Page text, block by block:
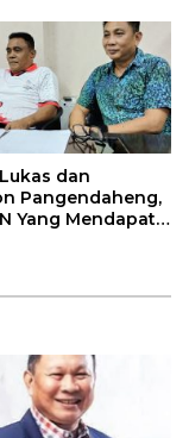
dan
Pangendaheng,
Yang Mendapat